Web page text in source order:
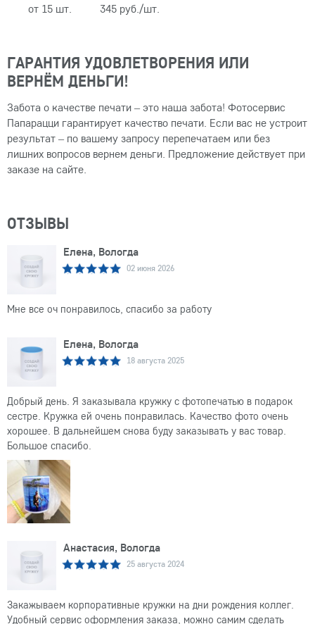
от 15 шт.
345 руб./шт.
ГАРАНТИЯ УДОВЛЕТВОРЕНИЯ ИЛИ
ВЕРНЁМ ДЕНЬГИ!
Забота о качестве печати – это наша забота! Фотосервис
Папарацци гарантирует качество печати. Если вас не устроит
результат – по вашему запросу перепечатаем или без
лишних вопросов вернем деньги. Предложение действует при
заказе на сайте.
ОТЗЫВЫ
Елена, Вологда
02 июня 2026
Мне все оч понравилось, спасибо за работу
Елена, Вологда
18 августа 2025
Добрый день. Я заказывала кружку с фотопечатью в подарок
сестре. Кружка ей очень понравилась. Качество фото очень
хорошее. В дальнейшем снова буду заказывать у вас товар.
Большое спасибо.
Анастасия, Вологда
25 августа 2024
Закажываем корпоративные кружки на дни рождения коллег.
Удобный сервис оформления заказа, можно самим сделать